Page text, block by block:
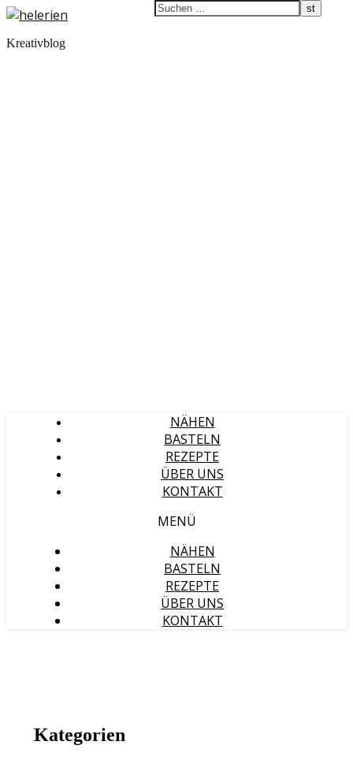
Kreativblog
NÄHEN
BASTELN
REZEPTE
ÜBER UNS
KONTAKT
MENÜ
NÄHEN
BASTELN
REZEPTE
ÜBER UNS
KONTAKT
Kategorien